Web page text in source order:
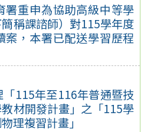
署重申為協助高級中等學
稱課諮師）對115學年度
案，本署已配送學習歷程
115年至116年普通暨技
材開發計畫」之「115學
理複習計畫」